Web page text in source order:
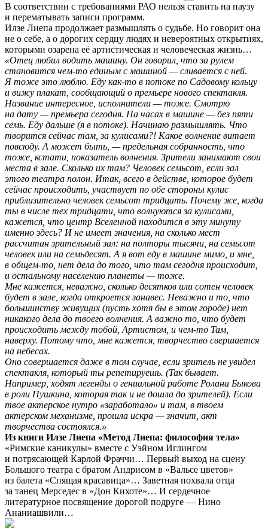
В соответствии с требованиями РАО нельзя ставить на паузу
и перематывать записи программ.
Илзе Лиепа продолжает размышлять о судьбе. Но говорит она
не о себе, а о дорогих сердцу людях и невероятных открытиях,
которыми озарена её артистическая и человеческая жизнь…
«Отец любил водить машину. Он говорил, что за рулем
становится чем-то единым с машиной — сливается с ней.
Я тоже это люблю. Еду как-то в потоке по Садовому кольцу
и вижу плакат, сообщающий о премьере нового спектакля.
Название интересное, исполнители — тоже. Смотрю
на дату — премьера сегодня. На часах в машине — без пяти
семь. Еду дальше (я в потоке). Начинаю размышлять. Что
творится сейчас там, за кулисами?! Какое волнение витает
повсюду. А может быть, — предельная собранность, что
тоже, кстати, показатель волнения. Зрители занимают свои
места в зале. Сколько их там? Человек семьсот, если зал
этого театра полон. Итак, всего в действе, которое будет
сейчас происходить, участвует по обе стороны кулис
приблизительно человек семьсот тридцать. Почему же, когда
ты в числе тех тридцати, что волнуются за кулисами,
кажется, что центр Вселенной находится в эту минуту
именно здесь? И не имеет значения, на сколько мест
рассчитан зрительный зал: на полторы тысячи, на семьсот
человек или на семьдесят. А я вот еду в машине мимо, и мне,
в общем-то, нет дела до того, что там сегодня происходит,
и остальному населению планеты — тоже.
Мне кажется, неважно, сколько десятков или сотен человек
будет в зале, когда откроется занавес. Неважно и то, что
большинству живущих (пусть хотя бы в этом городе) нет
никакого дела до твоего волнения. А важно то, что будет
происходить между тобой, Артистом, и чем-то Там,
наверху. Потому что, мне кажется, творчество свершается
на небесах.
Оно совершается даже в том случае, если зритель не увидел
спектакля, который ты репетируешь. (Так бывает.
Например, ходят легенды о гениальной работе Ролана Быкова
в роли Пушкина, которая так и не дошла до зрителей). Если
твое актерское нутро «заработало» и там, в твоем
актерском механизме, прошла искра — значит, акт
творчества состоялся.»
Из книги Илзе Лиепа «Метод Лиепа: философия тела»
«Римские каникулы» вместе с Уэйном Иглингом
и потрясающей Карлой Фраччи… Первый выход на сцену
Большого театра с братом Андрисом в «Вальсе цветов»
из балета «Спящая красавица»… Заветная похвала отца
за танец Мерседес в «Дон Кихоте»… И сердечное
литературное посвящение дорогой подруге — Нино
Ананиашвили…